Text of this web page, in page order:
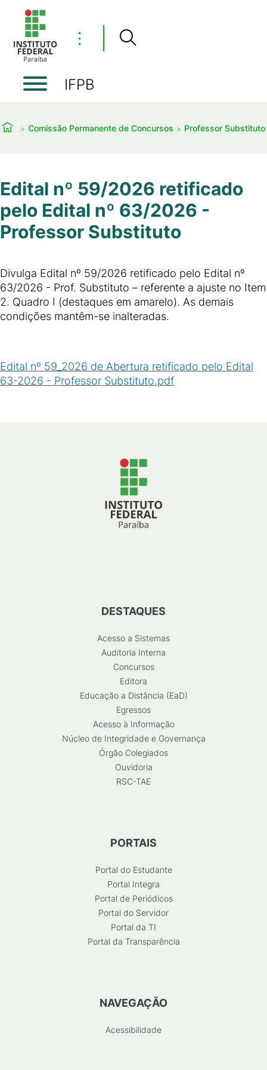
⋮
IFPB
Comissão Permanente de Concursos Professor Substituto
Edital nº 59/2026 retificado
pelo Edital nº 63/2026 -
Professor Substituto
Divulga Edital nº 59/2026 retificado pelo Edital nº
63/2026 - Prof. Substituto – referente a ajuste no Item
2. Quadro I (destaques em amarelo). As demais
condições mantêm-se inalteradas.
Edital nº 59_2026 de Abertura retificado pelo Edital
63-2026 - Professor Substituto.pdf
DESTAQUES
Acesso a Sistemas
Auditoria Interna
Concursos
Editora
Educação a Distância (EaD)
Egressos
Acesso à Informação
Núcleo de Integridade e Governança
Órgão Colegiados
Ouvidoria
RSC-TAE
PORTAIS
Portal do Estudante
Portal Integra
Portal de Periódicos
Portal do Servidor
Portal da TI
Portal da Transparência
NAVEGAÇÃO
Acessibilidade